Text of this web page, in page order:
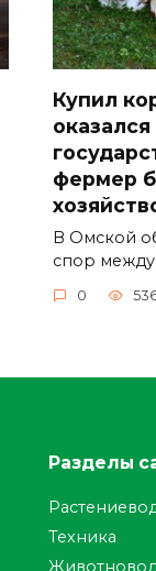
Купил
фермер
В Омской
спор
0
Разделы
Техника